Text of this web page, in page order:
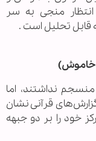
منجی به سر
قابل تحلیل است .
خاموش)
نداشتند، اما
قرآنی نشان
خود را بر دو جبهه